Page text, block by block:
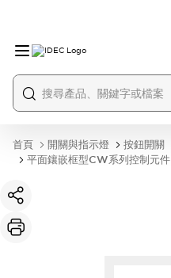
首頁 開關與指示燈 按鈕開關
平面鑲嵌框型CW系列控制元件